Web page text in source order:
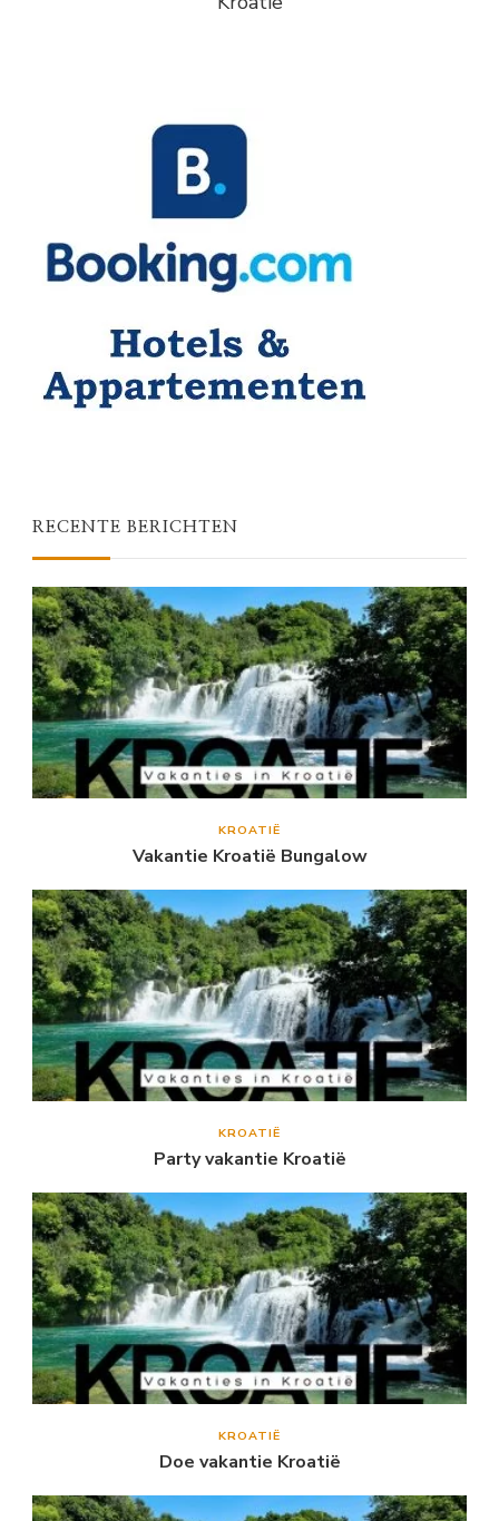
RECENTE BERICHTEN
KROATIË
Vakantie Kroatië Bungalow
KROATIË
Party vakantie Kroatië
KROATIË
Doe vakantie Kroatië